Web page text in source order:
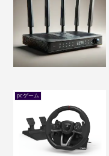
pcゲーム